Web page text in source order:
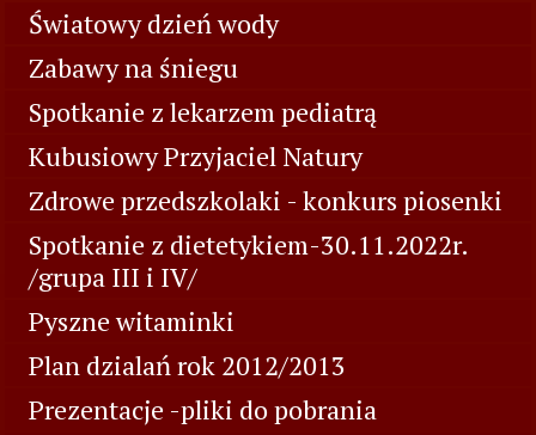
Światowy dzień wody
Zabawy na śniegu
Spotkanie z lekarzem pediatrą
Kubusiowy Przyjaciel Natury
Zdrowe przedszkolaki - konkurs piosenki
Spotkanie z dietetykiem-30.11.2022r.
/grupa III i IV/
Pyszne witaminki
Plan dzialań rok 2012/2013
Prezentacje -pliki do pobrania